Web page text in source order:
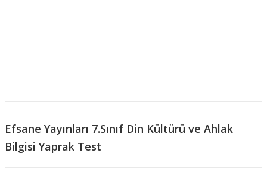
Efsane Yayınları 7.Sınıf Din Kültürü ve Ahlak
Bilgisi Yaprak Test